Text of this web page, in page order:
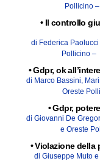
Pollicino –
• Il controllo
di Federica Paolucci
Pollicino –
•Gdpr, ok
di Marco Bassini,
Oreste
•Gdpr,
di Giovanni De
e Oreste
•Violazione della
di Giuseppe Muto e